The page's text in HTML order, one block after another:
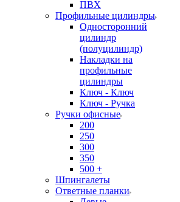
ПВХ
Профильные цилиндры
Односторонний
цилиндр
(полуцилиндр)
Накладки на
профильные
цилиндры
Ключ - Ключ
Ключ - Ручка
Ручки офисные
200
250
300
350
500 +
Шпингалеты
Ответные планки